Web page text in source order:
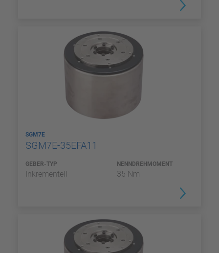
SGM7E
SGM7E-35EFA11
GEBER-TYP
Inkrementell
NENNDREHMOMENT
35 Nm